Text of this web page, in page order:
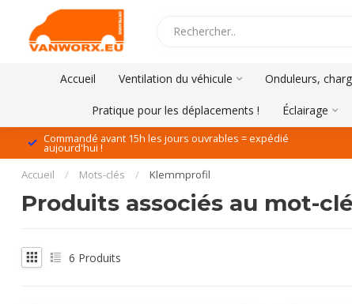
Accueil Ventilation du véhicule Onduleurs,
Pratique pour les déplacements ! Éclairage
Commandé avant 15h les jours ouvrables = expédié
aujourd'hui !
Accueil / Mots-clés / Klemmprofil
Produits associés au mot-
6 Produits